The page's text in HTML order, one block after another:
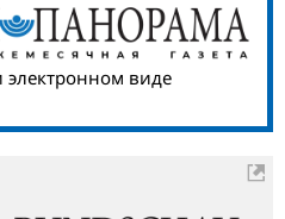
электронном виде